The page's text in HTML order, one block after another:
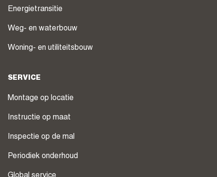
Energietransitie
Weg- en waterbouw
Woning- en utiliteitsbouw
SERVICE
Montage op locatie
Instructie op maat
Inspectie op de mal
Periodiek onderhoud